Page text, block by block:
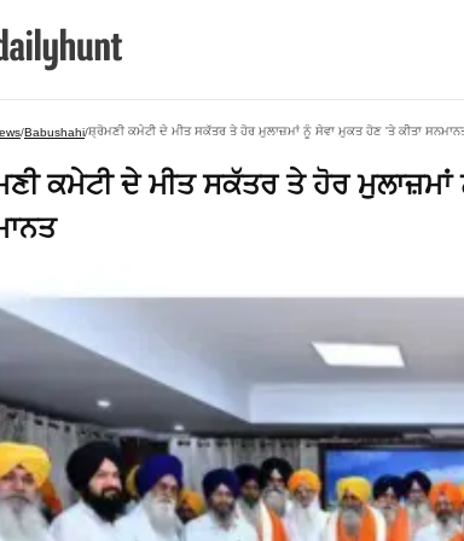
/Babushahi/ਸ਼੍ਰੋਮਣੀ ਕਮੇਟੀ ਦੇ ਮੀਤ ਸਕੱਤਰ ਤੇ ਹੋਰ ਮੁਲਾਜ਼ਮਾਂ ਨੂੰ ਸੇਵਾ ਮੁਕਤ ਹੋਣ 'ਤੇ ਕੀਤਾ
ਕਮੇਟੀ ਦੇ ਮੀਤ ਸਕੱਤਰ ਤੇ ਹੋਰ ਮੁਲਾਜ਼ਮਾਂ